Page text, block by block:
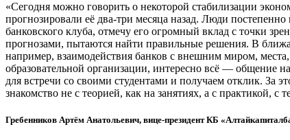
«Сегодня можно говорить о некоторой стабилизации
прогнозировали её два-три месяца назад. Люди
банковского клуба, отмечу его огромный вклад с точки
прогнозами, пытаются найти правильные решения. В
например, взаимодействия банков с внешним миром,
образовательной организации, интересно всё — общение
для встречи со своими студентами и получаем отклик. За
знакомство не с теорией, как на занятиях, а с практикой, с
Гребенников Артём Анатольевич, вице-президент КБ